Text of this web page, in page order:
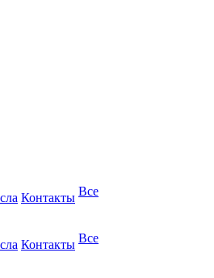
Контакты Все
Контакты Все